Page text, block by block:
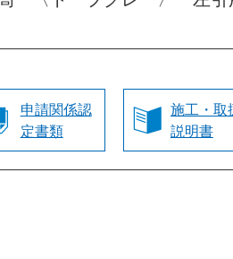
申請関係認
定書類
施工・取
説明書